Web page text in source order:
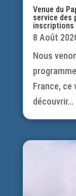
Venue du
service des
inscriptions
8 Août
Nous
France, ce
découvrir...